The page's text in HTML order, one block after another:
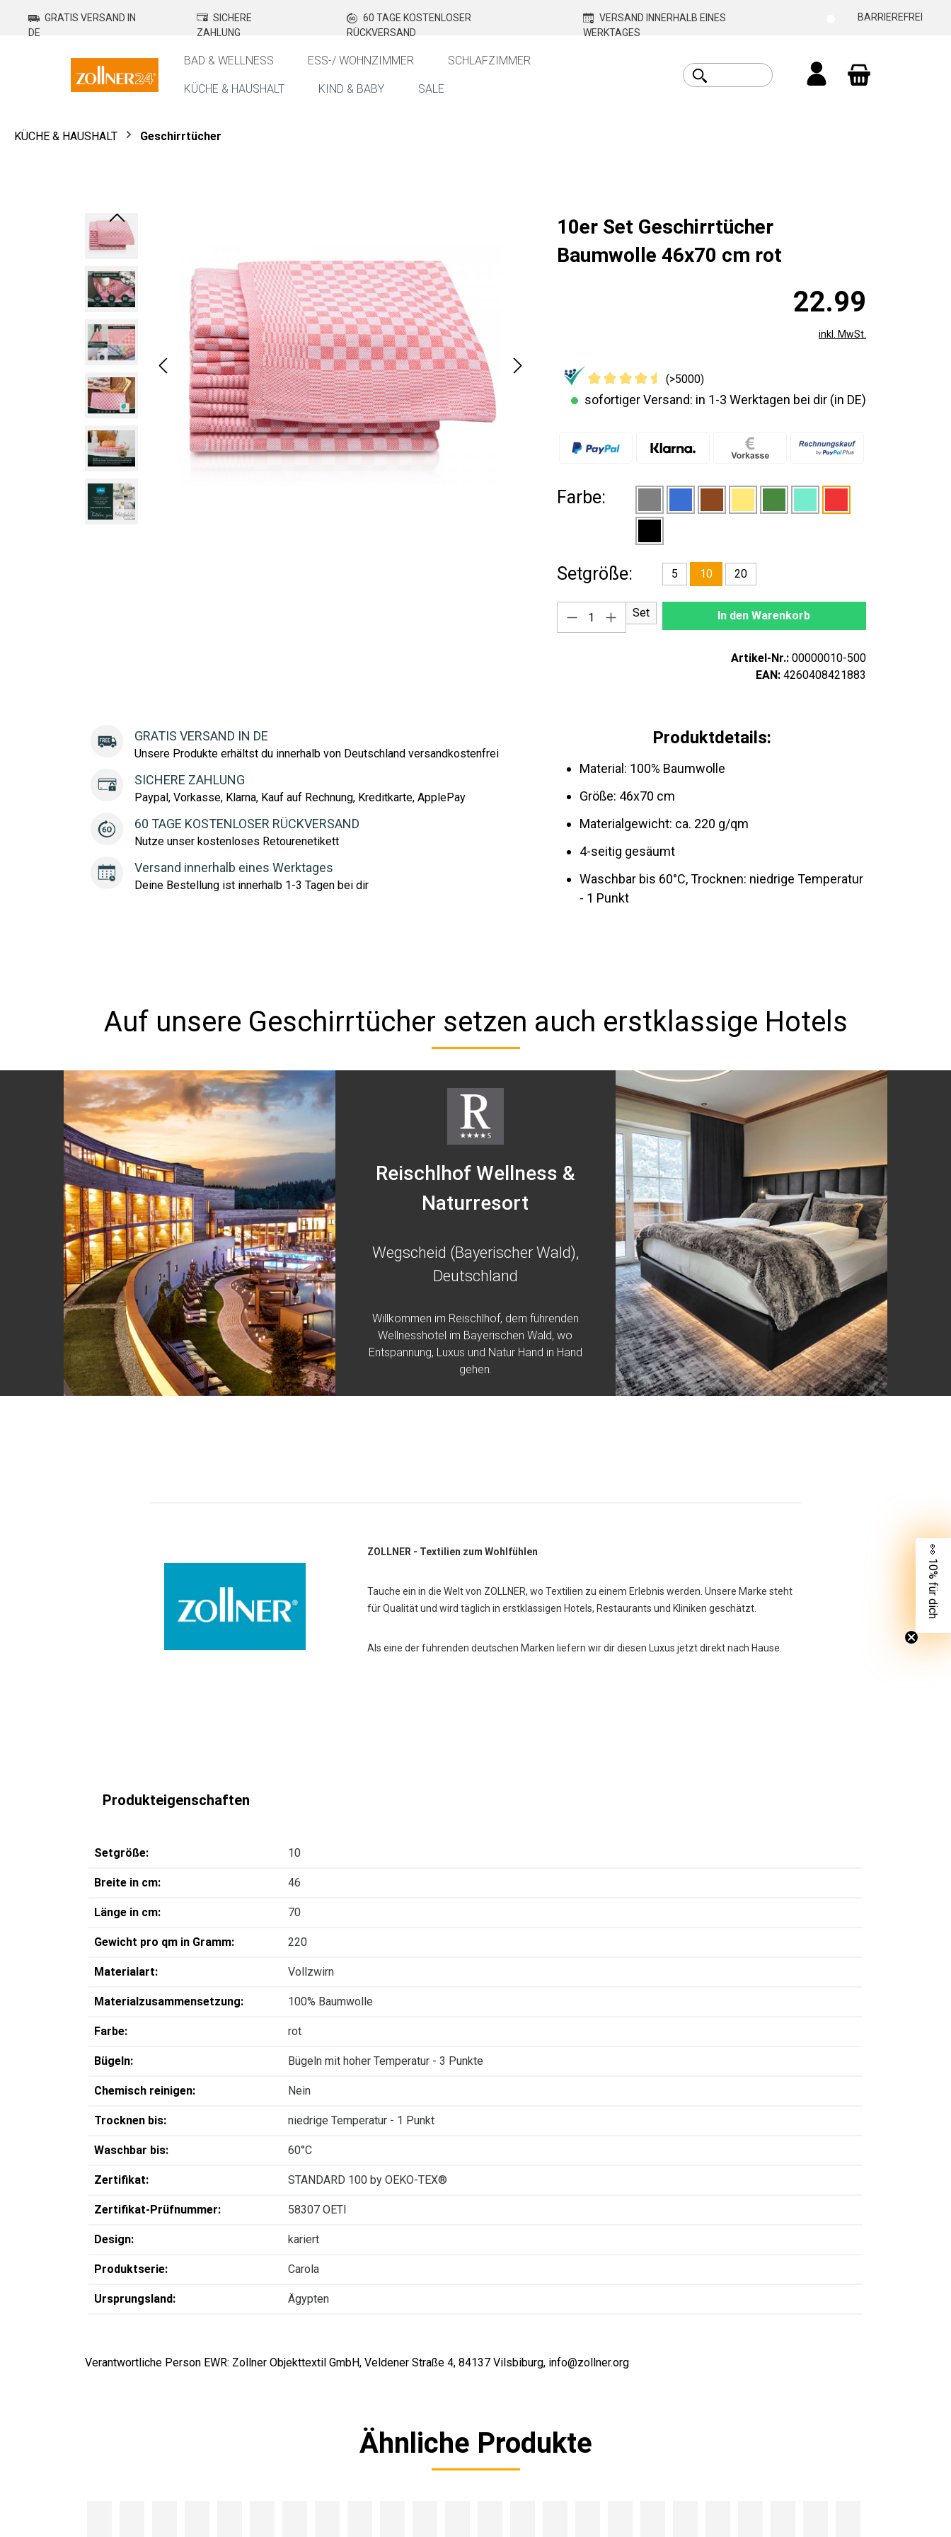
Zur Hauptnavigation springen
GRATIS VERSAND IN
DE
SICHERE
ZAHLUNG
60 TAGE KOSTENLOSER
RÜCKVERSAND
VERSAND INNERHALB EINES
WERKTAGES
BARRIEREFREI
BAD & WELLNESS ESS-/ WOHNZIMMER SCHLAFZIMMER
KÜCHE & HAUSHALT KIND & BABY
SALE
KÜCHE & HAUSHALT Geschirrtücher
Bildergalerie überspringen
10er Set Geschirrtücher
Baumwolle 46x70 cm rot
22.99
inkl. MwSt.
(>5000)
sofortiger Versand: in 1-3 Werktagen bei dir (in DE)
Farbe:
Setgröße: 5 10 20
Produkt Anzahl: Gib den gewünschten Wert ein
Set In den Warenkorb
Artikel-Nr.: 00000010-500
EAN: 4260408421883
GRATIS VERSAND IN DE
Unsere Produkte erhältst du innerhalb von Deutschland versandkostenfrei
SICHERE ZAHLUNG
Paypal, Vorkasse, Klarna, Kauf auf Rechnung, Kreditkarte, ApplePay
60 TAGE KOSTENLOSER RÜCKVERSAND
Nutze unser kostenloses Retourenetikett
Versand innerhalb eines Werktages
Deine Bestellung ist innerhalb 1-3 Tagen bei dir
Produktdetails:
Material: 100% Baumwolle
Größe: 46x70 cm
Materialgewicht: ca. 220 g/qm
4-seitig gesäumt
Waschbar bis 60°C, Trocknen: niedrige Temperatur
- 1 Punkt
Auf unsere Geschirrtücher setzen auch erstklassige Hotels
Reischlhof Wellness &
Naturresort
Wegscheid (Bayerischer Wald),
Deutschland
Willkommen im Reischlhof, dem führenden
Wellnesshotel im Bayerischen Wald, wo
Entspannung, Luxus und Natur Hand in Hand
gehen.
ZOLLNER - Textilien zum Wohlfühlen
Tauche ein in die Welt von ZOLLNER, wo Textilien zu einem Erlebnis werden. Unsere Marke steht
für Qualität und wird täglich in erstklassigen Hotels, Restaurants und Kliniken geschätzt.
Als eine der führenden deutschen Marken liefern wir dir diesen Luxus jetzt direkt nach Hause.
Produkteigenschaften
Setgröße: 10
Breite in cm: 46
Länge in cm: 70
Gewicht pro qm in Gramm: 220
Materialart: Vollzwirn
Materialzusammensetzung: 100% Baumwolle
Farbe: rot
Bügeln: Bügeln mit hoher Temperatur - 3 Punkte
Chemisch reinigen: Nein
Trocknen bis: niedrige Temperatur - 1 Punkt
Waschbar bis: 60°C
Zertifikat: STANDARD 100 by OEKO-TEX®
Zertifikat-Prüfnummer: 58307 OETI
Design: kariert
Produktserie: Carola
Ursprungsland: Ägypten
Verantwortliche Person EWR: Zollner Objekttextil GmbH, Veldener Straße 4, 84137 Vilsbiburg, info@zollner.org
Ähnliche Produkte
👀 10% für dich